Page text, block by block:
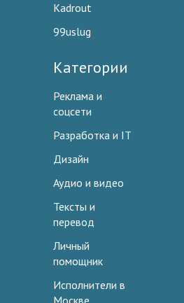
Kadrout
99uslug
Категории
Реклама и
соцсети
Разработка и IT
Дизайн
Аудио и видео
Тексты и
перевод
Личный
помощник
Исполнители в